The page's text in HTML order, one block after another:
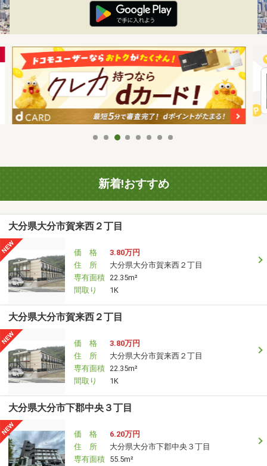
新着!おすすめ
大分県大分市賀来西２丁目
価 格
3.80万円
住 所
大分県大分市賀来西２丁目
専有面積 22.35m²
間取り
1K
大分県大分市賀来西２丁目
価 格
3.80万円
住 所
大分県大分市賀来西２丁目
専有面積 22.35m²
間取り
1K
大分県大分市下郡中央３丁目
価 格
6.20万円
住 所
大分県大分市下郡中央３丁目
専有面積 55.5m²